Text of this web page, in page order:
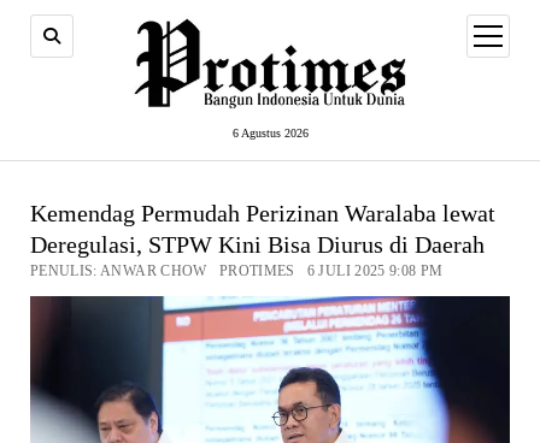
6 Agustus 2026
open
menu
Kemendag Permudah Perizinan Waralaba lewat
Deregulasi, STPW Kini Bisa Diurus di Daerah
PENULIS: ANWAR CHOW PROTIMES 6 JULI 2025 9:08 PM